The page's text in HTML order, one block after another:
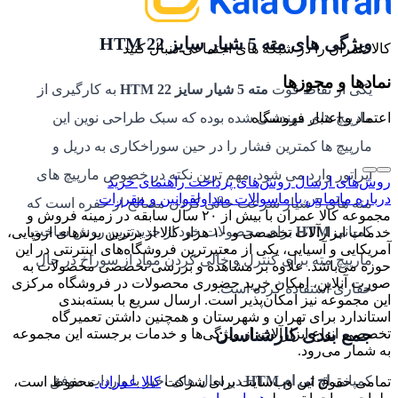
ویژگی هایمته 5 شیار سایز 22 HTM
یکی از نقاط قوت مته 5 شیار سایز 22 HTM
به کارگیری از
مارپیچ های مهندسی شده بوده که سبک طراحی نوین این
مارپیچ ها کمترین فشار را در حین سوراخکاری به دریل و
اپراتور وارد می شود. مهم ترین نکته در خصوص مارپیچ های
مته های 5 شیار سرعت خالی کردن مصالح از حفره است که
کمپانی HTM برای محصولات خود از جدیدترین روش ساخت
مارپیچ مته برای کنترل و خالی کردن مواد از سوراخ در حال
حفاری استفاده کرده است.
جمع بندی کارشناسان
کمپانیاچ تی ام HTM در سال های اخیر با واردات موفق
کالا عمران را در شبکه های اجتماعی دنبال کنید
نمادها و مجوزها
اعتماد و اعتبار فروشگاه
روش‌های ارسالروش‌های پرداختراهنمای خرید
درباره ماتماس با ماسوالات متداولقوانین و مقررات
مجموعه کالا عمران با بیش از ۲۰ سال سابقه در زمینه فروش و
خدمات ابزارآلات تخصصی و ۱۰ هزار کالا از برترین برندهای اروپایی،
آمریکایی و آسیایی، یکی از معتبرترین فروشگاه‌های اینترنتی در این
حوزه می‌باشد. علاوه بر مشاهده و بررسی تخصصی محصولات به
صورت آنلاین، امکان خرید حضوری محصولات در فروشگاه مرکزی
این مجموعه نیز امکان‌پذیر است. ارسال سریع با بسته‌بندی
استاندارد برای تهران و شهرستان و همچنین داشتن تعمیرگاه
تخصصی انواع ابزارآلات از ویژگی‌ها و خدمات برجسته این مجموعه
به شمار می‌رود.
تمامی حقوق این وب‌سایت برای شرکتکالا عمرانمحفوظ است،